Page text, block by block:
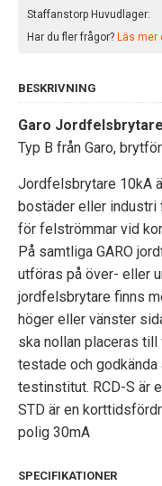
Staffanstorp Huvudlager:
Har du fler frågor? Läs mer
BESKRIVNING
Garo
Typ B från Garo,
Jordfelsbrytare 10kA
bostäder eller industri
för felströmmar vid
På samtliga GARO
utföras på över- eller
jordfelsbrytare finns
höger eller vänster
ska nollan placeras
testade och
testinstitut. RCD-S är
STD är en
polig 30mA
SPECIFIKATIONER